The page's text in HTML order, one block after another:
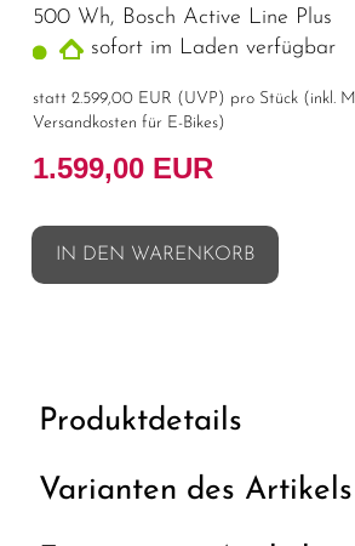
500 Wh, Bosch Active Line Plus
sofort im Laden verfügbar
statt 2.599,00 EUR (UVP) pro Stück (inkl.
Versandkosten für E-Bikes)
1.599,00 EUR
IN DEN WARENKORB
Produktdetails
Varianten des Artikels